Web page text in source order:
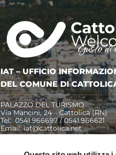
IAT – UFFICIO
DEL COMUNE DI
PALAZZO DEL TURISMO
Via Mancini, 24 – Cattolica (RN)
Tel: 0541.966697 / 0541.966621
Email:iat@cattolica.net